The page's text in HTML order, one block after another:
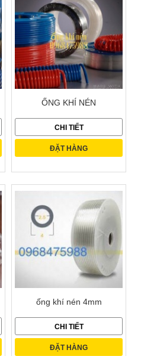
ỐNG KHÍ NÉN
CHI TIẾT
ĐẶT HÀNG
ống khí nén 4mm
CHI TIẾT
ĐẶT HÀNG